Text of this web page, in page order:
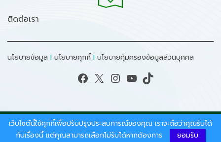
ติดต่อเรา
นโยบายข้อมูล I นโยบายคุกกี้ I นโยบายคุ้มครองข้อมูลส่วนบุคคล
Facebook X Instagram YouTube TikTok
สงวนลิขสิทธิ์ © 2026 - สำนักงานนโยบายและแผน
ทรัพยากรธรรมชาติและสิ่งแวดล้อม.
เว็บไซต์นี้ใช้คุกกี้เพื่อปรับปรุงประสบการณ์ของคุณ เราจะถือว่าคุณรับได้
กับเรื่องนี้ แต่คุณสามารถเลือกไม่รับได้หากต้องการ
ยอมรับ